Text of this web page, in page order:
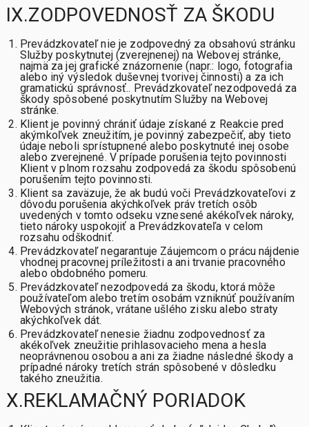
IX.ZODPOVEDNOSŤ ZA ŠKODU
Prevádzkovateľ nie je zodpovedný za obsahovú stránku
Služby poskytnutej (zverejnenej) na Webovej stránke,
najmä za jej grafické znázornenie (napr.: logo, fotografia
alebo iný výsledok duševnej tvorivej činnosti) a za ich
gramatickú správnosť.. Prevádzkovateľ nezodpovedá za
škody spôsobené poskytnutím Služby na Webovej
stránke.
Klient je povinný chrániť údaje získané z Reakcie pred
akýmkoľvek zneužitím, je povinný zabezpečiť, aby tieto
údaje neboli sprístupnené alebo poskytnuté inej osobe
alebo zverejnené. V prípade porušenia tejto povinnosti
Klient v plnom rozsahu zodpovedá za škodu spôsobenú
porušením tejto povinnosti.
Klient sa zaväzuje, že ak budú voči Prevádzkovateľovi z
dôvodu porušenia akýchkoľvek práv tretích osôb
uvedených v tomto odseku vznesené akékoľvek nároky,
tieto nároky uspokojiť a Prevádzkovateľa v celom
rozsahu odškodniť.
Prevádzkovateľ negarantuje Záujemcom o prácu nájdenie
vhodnej pracovnej príležitosti a ani trvanie pracovného
alebo obdobného pomeru.
Prevádzkovateľ nezodpovedá za škodu, ktorá môže
používateľom alebo tretím osobám vzniknúť používaním
Webových stránok, vrátane ušlého zisku alebo straty
akýchkoľvek dát.
Prevádzkovateľ nenesie žiadnu zodpovednosť za
akékoľvek zneužitie prihlasovacieho mena a hesla
neoprávnenou osobou a ani za žiadne následné škody a
prípadné nároky tretích strán spôsobené v dôsledku
takého zneužitia.
X.REKLAMAČNÝ PORIADOK